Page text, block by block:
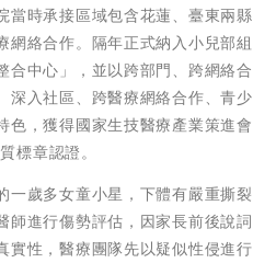
當時承接區域包含花蓮、臺東兩縣
網絡合作。隔年正式納入小兒部組
合中心」，並以跨部門、跨網絡合
深入社區、跨醫療網絡合作、青少
色，獲得國家生技醫療產業策進會
標章認證。
一歲多女童小星，下體有嚴重撕裂
師進行傷勢評估，因家長前後說詞
實性，醫療團隊先以疑似性侵進行